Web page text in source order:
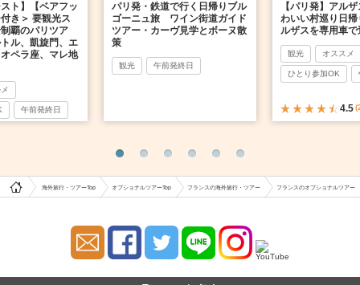
ト】【ベアフッ
き＞ 要観光ス
覇のパリツア
ル、凱旋門、エ
ペラ座、マレ地
午前発終日
パリ発・鉄道で行く日帰りブル
ゴーニュ旅 ワイン街道ガイド
ツアー・カーヴ見学とボーヌ散
策
観光 午前発終日
【パリ発】アル
わいい村巡り日
ルザスを専用車
観光 オススメ
ひとり参加OK
4.5
海外旅行・ツアーTop オプショナルツアーTop フランスの海外旅行・ツアー フランスのオプショナルツアー